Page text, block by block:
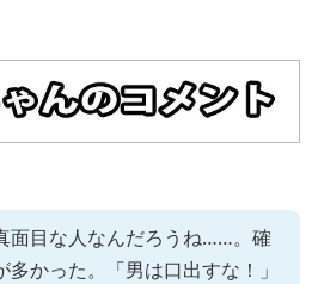
面目な人なんだろうね……。確
かった。「男は口出すな！」